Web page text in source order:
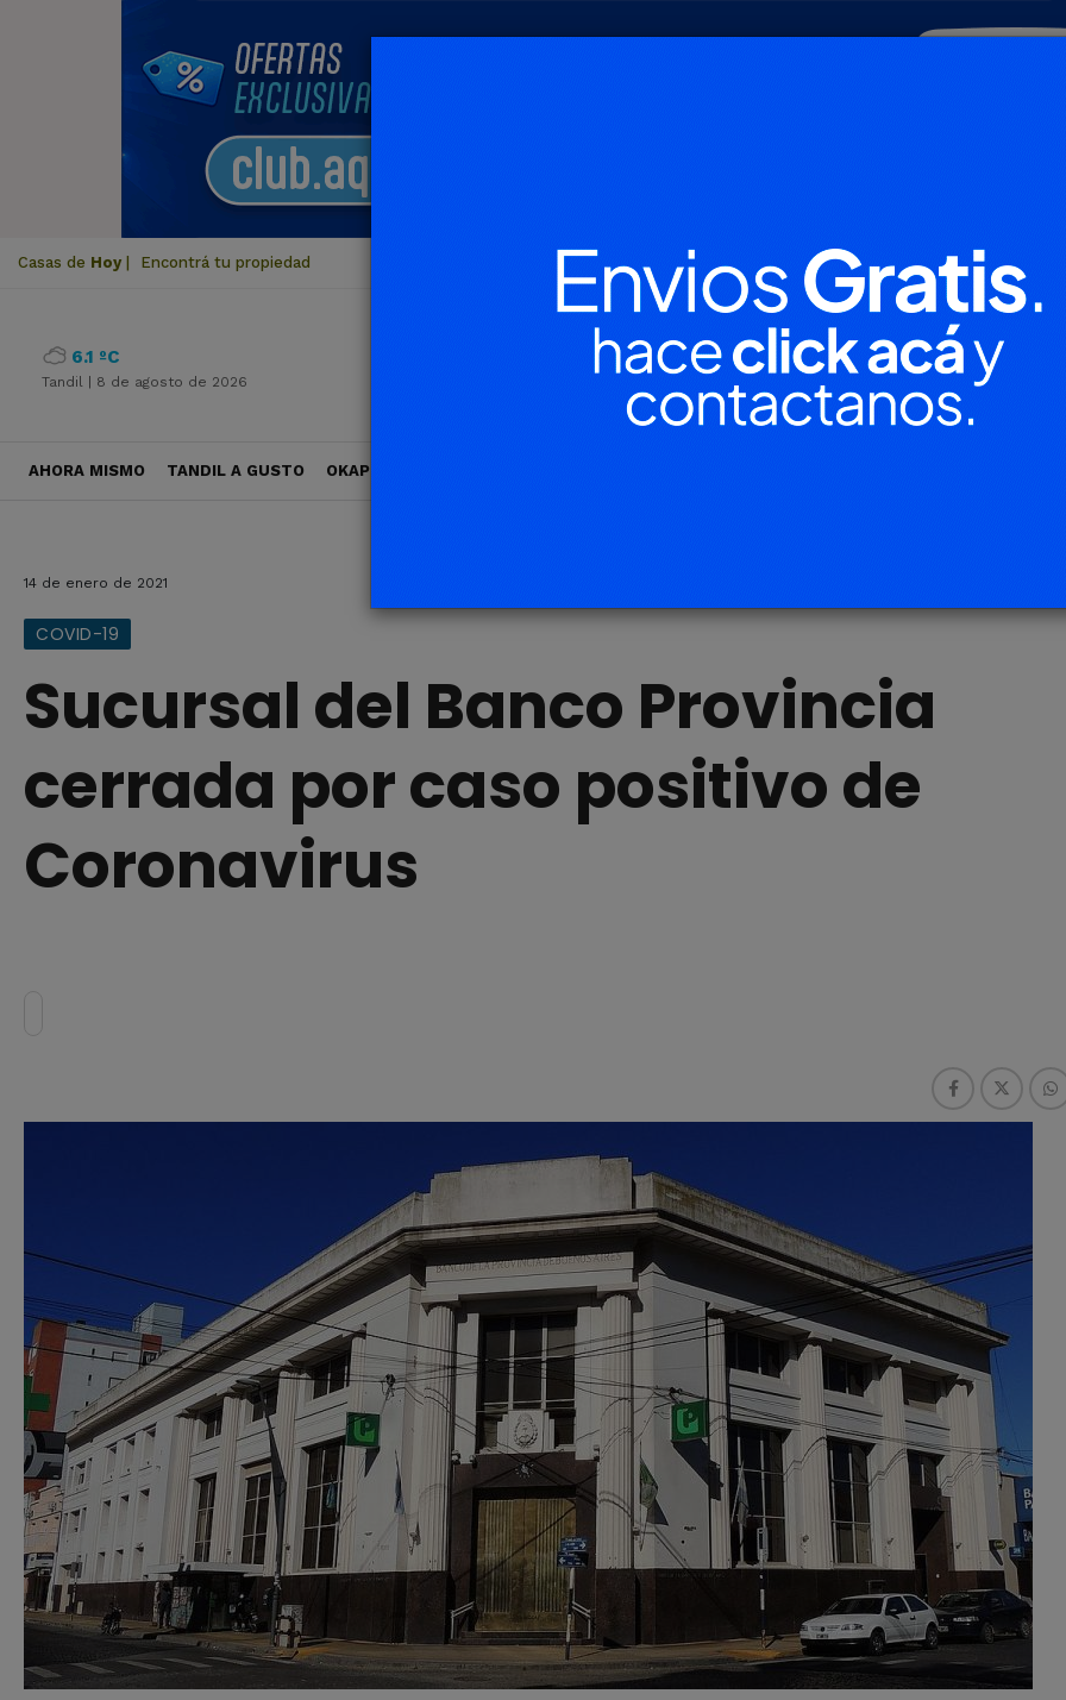
Casas de Hoy Encontrá tu propiedad
6.1 ºC
Tandil | 8 de agosto de 2026
AHORA MISMO TANDIL A GUSTO OKAPI VIAJES
14 de enero de 2021
COVID-19
Sucursal del Banco Provincia
cerrada por caso positivo de
Coronavirus